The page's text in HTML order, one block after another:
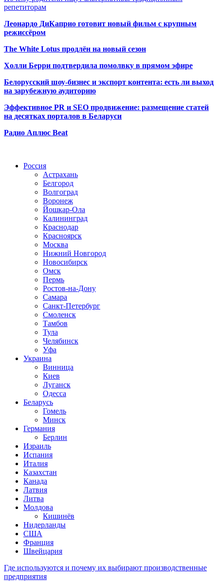
репетиторам
Леонардо ДиКаприо готовит новый фильм с крупным
режиссёром
The White Lotus продлён на новый сезон
Холли Берри подтвердила помолвку в прямом эфире
Белорусский шоу-бизнес и экспорт контента: есть ли выход
на зарубежную аудиторию
Эффективное PR и SEO продвижение: размещение статей
на десятках порталов в Беларуси
Радио Аплюс Beat
Россия
Астрахань
Белгород
Волгоград
Воронеж
Йошкар-Ола
Калининград
Краснодар
Красноярск
Москва
Нижний Новгород
Новосибирск
Омск
Пермь
Ростов-на-Дону
Самара
Санкт-Петербург
Смоленск
Тамбов
Тула
Челябинск
Уфа
Украина
Винница
Киев
Луганск
Одесса
Беларусь
Гомель
Минск
Германия
Берлин
Израиль
Испания
Италия
Казахстан
Канада
Латвия
Литва
Молдова
Кишинёв
Нидерланды
США
Франция
Швейцария
Где используются и почему их выбирают производственные
предприятия